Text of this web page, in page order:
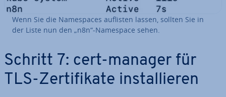
Wenn Sie die Name­spaces auflisten lassen, sollten Sie in
der Liste nun den „n8n“-Namespace sehen.
Schritt 7: cert-manager für
TLS-Zer­ti­fi­ka­te in­stal­lie­ren